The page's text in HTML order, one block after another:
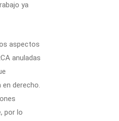
ya
aspectos
anuladas
derecho.
por lo